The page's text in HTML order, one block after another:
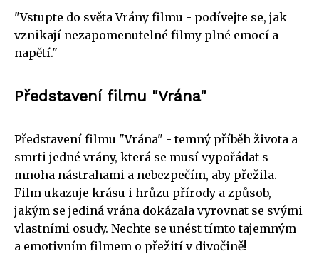
"Vstupte do světa Vrány filmu - podívejte se, jak
vznikají nezapomenutelné filmy plné emocí a
napětí."
Představení filmu "Vrána"
Představení filmu "Vrána" - temný příběh života a
smrti jedné vrány, která se musí vypořádat s
mnoha nástrahami a nebezpečím, aby přežila.
Film ukazuje krásu i hrůzu přírody a způsob,
jakým se jediná vrána dokázala vyrovnat se svými
vlastními osudy. Nechte se unést tímto tajemným
a emotivním filmem o přežití v divočině!